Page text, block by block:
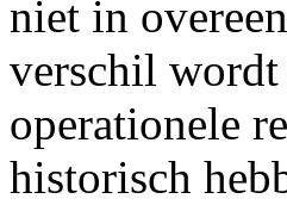
niet in
verschil wordt
operationele
historisch